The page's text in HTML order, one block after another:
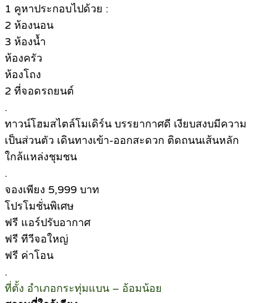
1 คูหาประกอบไปด้วย :
2 ห้องนอน
3 ห้องน้ำ
ห้องครัว
ห้องโถง
2 ที่จอดรถยนต์
.
ทาวน์โฮมสไตล์โมเดิร์น บรรยากาศดี เงียบสงบมีความ
เป็นส่วนตัว เดินทางเข้า-ออกสะดวก ติดถนนเส้นหลัก
ใกล้แหล่งชุมชน
.
จองเพียง 5,999 บาท
โปรโมชั่นพิเศษ
ฟรี แอร์ปรับอากาศ
ฟรี ทีวีจอใหญ่
ฟรี ค่าโอน
.
ที่ตั้ง อำเภอกระทุ่มแบน – อ้อมน้อย